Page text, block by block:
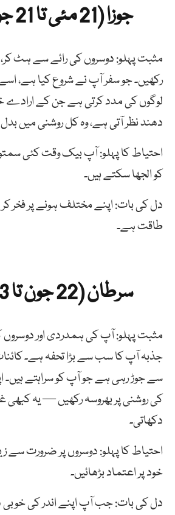
جوزا (21 مئی تا 21 جون)
مثبت پہلو: دوسروں کی رائے سے ہٹ کر،
رکھیں۔ جو سفر آپ نے شروع کیا ہے، اسے
لوگوں کی مدد کرتی ہے جن کے ارادے
دھند نظر آتی ہے، وہ کل روشنی میں
احتیاط کا پہلو: آپ بیک وقت کئی
کو الجھا سکتے ہیں۔
دل کی بات: اپنے مختلف ہونے پر فخر
طاقت ہے۔
سرطان (22 جون تا 23 جولائی)
مثبت پہلو: آپ کی ہمدردی اور
جذبہ آپ کا سب سے بڑا تحفہ ہے۔
سے جوڑ رہی ہے جو آپ کو سراہتے ہیں۔
کی روشنی پر بھروسہ رکھیں — یہ
دکھاتی۔
احتیاط کا پہلو: دوسروں پر ضرورت سے
خود پر اعتماد بڑھائیں۔
دل کی بات: جب آپ اپنے اندر کی خوبی